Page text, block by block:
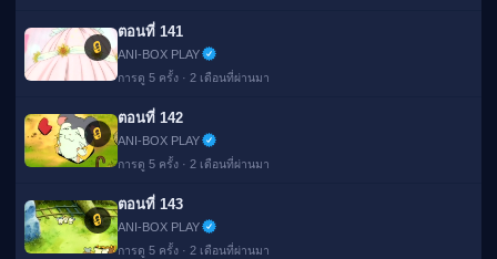
🔒
ตอนที่ 141
ANI-BOX PLAY
การดู 5 ครั้ง · 2 เดือนที่ผ่านมา
🔒
ตอนที่ 142
ANI-BOX PLAY
การดู 5 ครั้ง · 2 เดือนที่ผ่านมา
🔒
ตอนที่ 143
ANI-BOX PLAY
การดู 5 ครั้ง · 2 เดือนที่ผ่านมา